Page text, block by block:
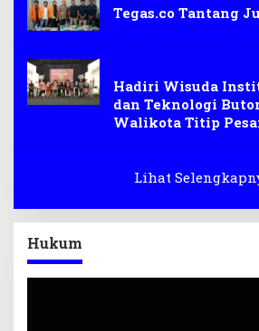
Tegas.co Tantang
Hadiri Wisuda
dan Teknologi
Walikota Titip
Lihat
Hukum